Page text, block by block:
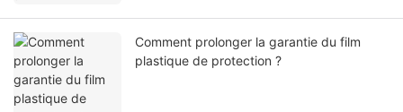
Comment prolonger la garantie du film
plastique de protection ?